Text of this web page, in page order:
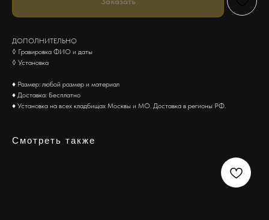
ДОПОЛНИТЕЛЬНО
◊ Гравировка ФИО и даты
◊ Установка
♦ Размер: любой размер и материал
♦ Доставка: Бесплатно
♦ Установка на всех кладбищах Москвы и МО. Доставка в регионы РФ.
Смотреть также